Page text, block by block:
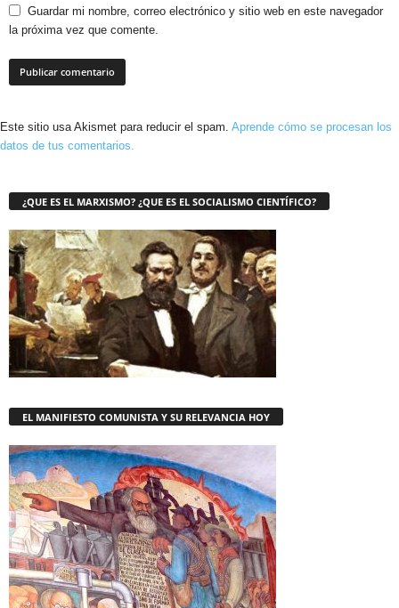
Guardar mi nombre, correo electrónico y sitio web en este navegador
la próxima vez que comente.
Este sitio usa Akismet para reducir el spam. Aprende cómo se procesan los
datos de tus comentarios.
¿QUE ES EL MARXISMO? ¿QUE ES EL SOCIALISMO CIENTÍFICO?
EL MANIFIESTO COMUNISTA Y SU RELEVANCIA HOY